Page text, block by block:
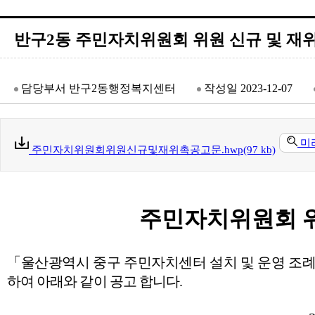
반구2동 주민자치위원회 위원 신규 및 재
담당부서 반구2동행정복지센터 작성일 2023-12-07
주민자치위원회위원신규및재위촉공고문.hwp(97 kb)
미
주민자치위원회
「 울산광역시 중구 주민자치센터 설치 및 운영 조
하여 아래와 같이 공고 합니다.